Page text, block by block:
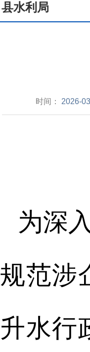
县水利局
时间： 2026-
为深
规范涉
升水行